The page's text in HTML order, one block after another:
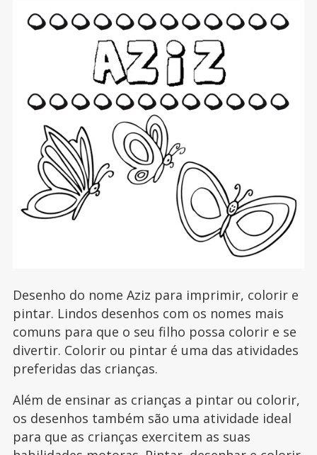
Desenho do nome Aziz para imprimir, colorir e
pintar. Lindos desenhos com os nomes mais
comuns para que o seu filho possa colorir e se
divertir. Colorir ou pintar é uma das atividades
preferidas das crianças.
Além de ensinar as crianças a pintar ou colorir,
os desenhos também são uma atividade ideal
para que as crianças exercitem as suas